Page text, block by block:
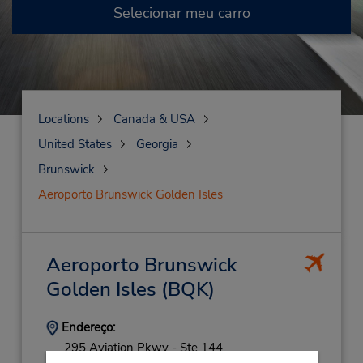
Selecionar meu carro
Locations
Canada & USA
United States
Georgia
Brunswick
Aeroporto Brunswick Golden Isles
Aeroporto Brunswick
Golden Isles (BQK)
Endereço:
295 Aviation Pkwy - Ste 144,